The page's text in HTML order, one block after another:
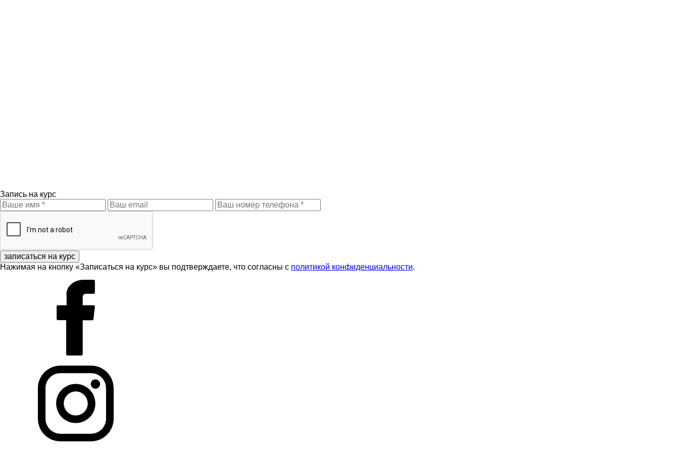
Запись на курс
записаться на курс
Нажимая на кнопку «Записаться на курс» вы подтверждаете, что согласны с политикой конфиденциальности.